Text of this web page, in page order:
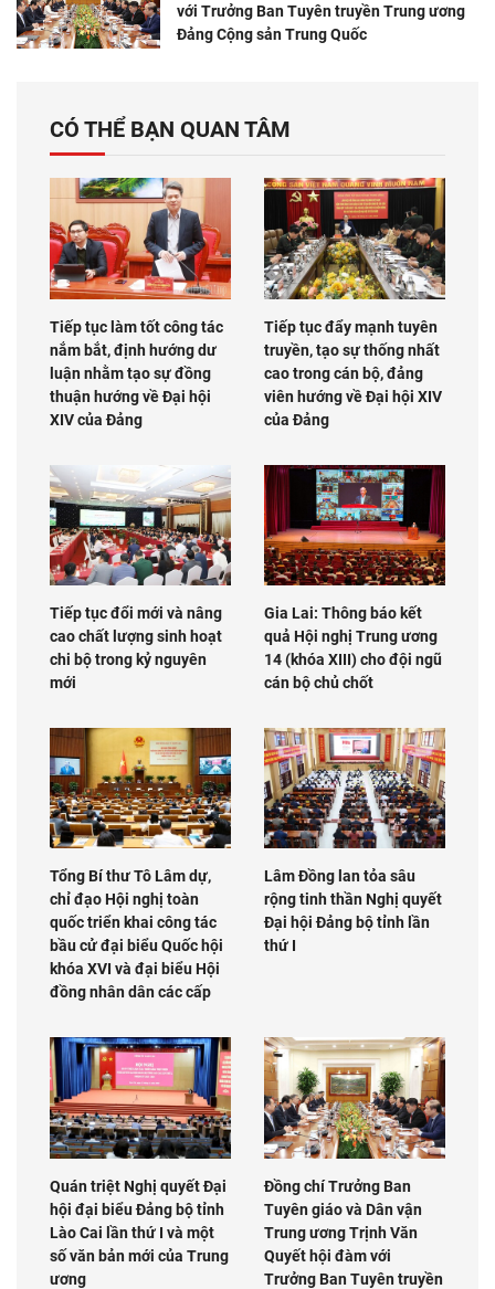
với Trưởng Ban Tuyên truyền Trung ương
Đảng Cộng sản Trung Quốc
CÓ THỂ BẠN QUAN TÂM
Tiếp tục làm tốt công tác
nắm bắt, định hướng dư
luận nhằm tạo sự đồng
thuận hướng về Đại hội
XIV của Đảng
Tiếp tục đẩy mạnh tuyên
truyền, tạo sự thống nhất
cao trong cán bộ, đảng
viên hướng về Đại hội XIV
của Đảng
Tiếp tục đổi mới và nâng
cao chất lượng sinh hoạt
chi bộ trong kỷ nguyên
mới
Gia Lai: Thông báo kết
quả Hội nghị Trung ương
14 (khóa XIII) cho đội ngũ
cán bộ chủ chốt
Tổng Bí thư Tô Lâm dự,
chỉ đạo Hội nghị toàn
quốc triển khai công tác
bầu cử đại biểu Quốc hội
khóa XVI và đại biểu Hội
đồng nhân dân các cấp
Lâm Đồng lan tỏa sâu
rộng tinh thần Nghị quyết
Đại hội Đảng bộ tỉnh lần
thứ I
Quán triệt Nghị quyết Đại
hội đại biểu Đảng bộ tỉnh
Lào Cai lần thứ I và một
số văn bản mới của Trung
ương
Đồng chí Trưởng Ban
Tuyên giáo và Dân vận
Trung ương Trịnh Văn
Quyết hội đàm với
Trưởng Ban Tuyên truyền